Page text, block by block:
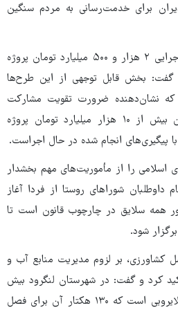
برای خدمت‌رسانی به مردم سنگین
گلشن از افتتاح و آغاز عملیات اجرایی ۲ هزار و ۵۰۰ میلیارد تومان پروژه
بخش قابل توجهی از این طرح‌ها
نشان‌دهنده ضرورت تقویت مشارکت
مردم در اقتصاد است. همچنین بیش از ۱۰ هزار میلیارد تومان پروژه
پیگیری‌های انجام شده در حال اجراست.
اسلامی را از مأموریت‌های مهم بخشدار
داوطلبان شوراهای روستا از فردا آغاز
همه سلایق در چارچوب قانون است تا
کشاورزی، بر لزوم مدیریت منابع آب و
کرد و گفت: در شهرستان لنگرود بیش
از ۳۰۰ هکتار آب‌بندان در حال لایروبی است که ۱۳۰ هکتار آن برای فصل